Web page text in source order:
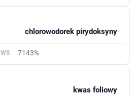
chlorowodorek pirydoksyny
7143%
kwas foliowy